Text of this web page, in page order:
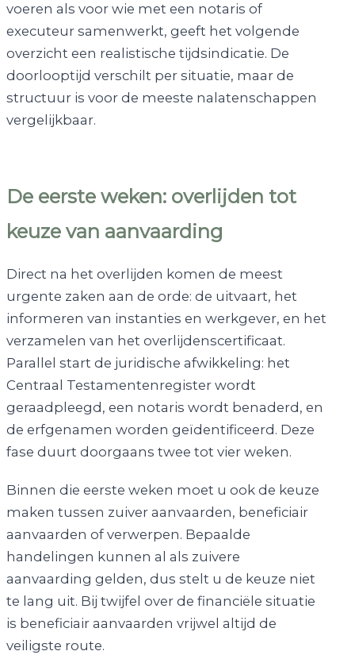
voeren als voor wie met een notaris of
executeur samenwerkt, geeft het volgende
overzicht een realistische tijdsindicatie. De
doorlooptijd verschilt per situatie, maar de
structuur is voor de meeste nalatenschappen
vergelijkbaar.
De eerste weken: overlijden tot
keuze van aanvaarding
Direct na het overlijden komen de meest
urgente zaken aan de orde: de uitvaart, het
informeren van instanties en werkgever, en het
verzamelen van het overlijdenscertificaat.
Parallel start de juridische afwikkeling: het
Centraal Testamentenregister wordt
geraadpleegd, een notaris wordt benaderd, en
de erfgenamen worden geïdentificeerd. Deze
fase duurt doorgaans twee tot vier weken.
Binnen die eerste weken moet u ook de keuze
maken tussen zuiver aanvaarden, beneficiair
aanvaarden of verwerpen. Bepaalde
handelingen kunnen al als zuivere
aanvaarding gelden, dus stelt u de keuze niet
te lang uit. Bij twijfel over de financiële situatie
is beneficiair aanvaarden vrijwel altijd de
veiligste route.